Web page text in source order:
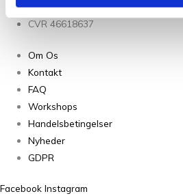
salg@tantegroencph.dk
CVR 46618637
Om Os
Kontakt
FAQ
Workshops
Handelsbetingelser
Nyheder
GDPR
Facebook Instagram